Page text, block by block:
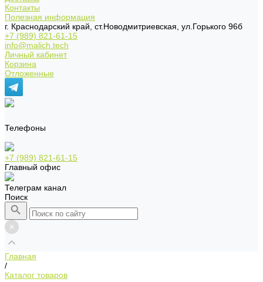
Контакты
Полезная информация
г. Краснодарский край, ст.Новодмитриевская, ул.Горького 96б
+7 (989) 821-61-15
info@malich.tech
Личный кабинет
Корзина
Отложенные
Телефоны
+7 (989) 821-61-15
Главный офис
Телеграм канал
Поиск
Главная
/
Каталог товаров